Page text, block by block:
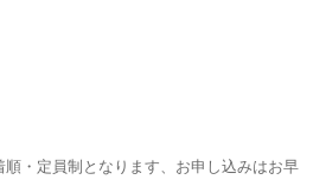
・定員制となります、お申し込みはお早